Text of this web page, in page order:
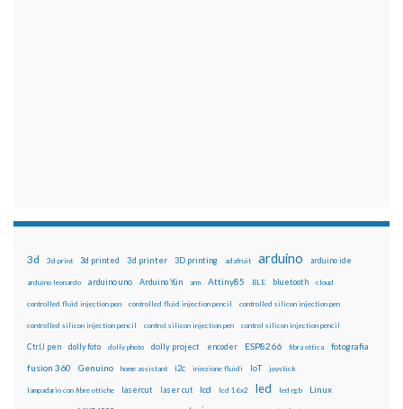
3d 3d print 3d printed 3d printer 3D printing adafruit arduino arduino ide
arduino leonardo arduino uno Arduino Yún arm Attiny85 BLE bluetooth cloud
controlled fluid injection pen controlled fluid injection pencil controlled silicon injection pen
controlled silicon injection pencil control silicon injection pen control silicon injection pencil
CtrlJ pen dolly foto dolly photo dolly project encoder ESP8266 fibra ottica fotografia
fusion 360 Genuino home assistant i2c iniezione fluidi IoT joystick
lampadario con fibre ottiche lasercut laser cut lcd lcd 16x2 led led rgb Linux